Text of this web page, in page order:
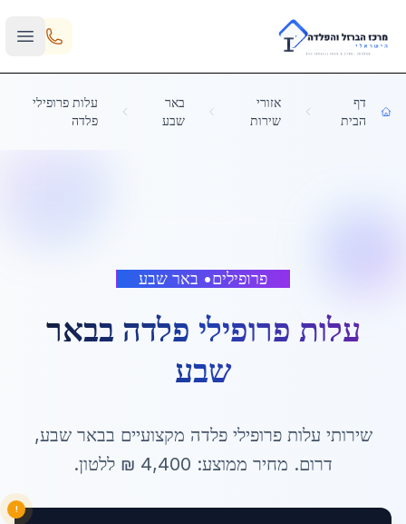
Skip to main content
דף
הבית
אזורי
שירות
באר
שבע
עלות פרופילי
פלדה
פרופילים• באר שבע
עלות פרופילי פלדה בבאר
שבע
שירותי עלות פרופילי פלדה מקצועיים בבאר שבע,
דרום. מחיר ממוצע: 4,400 ₪ ללטון.
!